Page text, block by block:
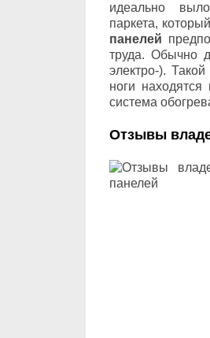
идеально
паркета,
панелей
труда. Обычно
электро-).
ноги
система
Отзывы